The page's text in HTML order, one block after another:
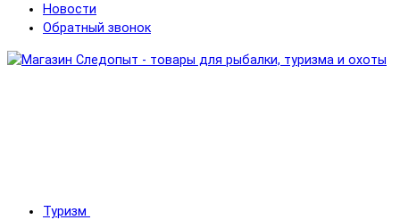
Новости
Обратный звонок
Туризм